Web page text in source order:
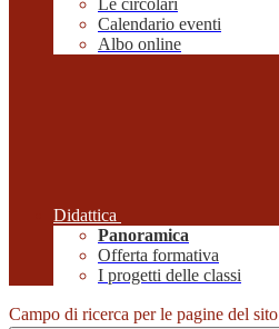
Le circolari
Calendario eventi
Albo online
Didattica
Panoramica
Offerta formativa
I progetti delle classi
Campo di ricerca per le pagine del sito